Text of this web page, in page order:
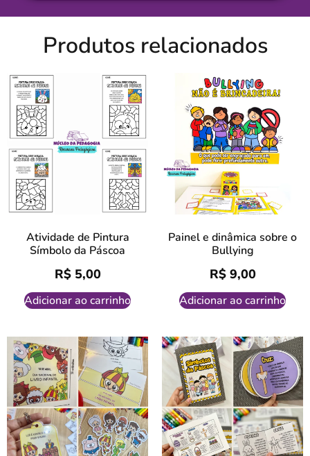
Produtos relacionados
Atividade de Pintura
Símbolo da Páscoa
R$5,00
Adicionar ao carrinho
Painel e dinâmica sobre o
Bullying
R$9,00
Adicionar ao carrinho